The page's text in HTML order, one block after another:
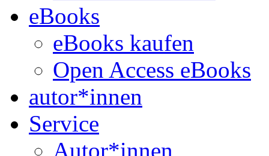
eBooks
eBooks kaufen
Open Access eBooks
autor*innen
Service
Autor*innen